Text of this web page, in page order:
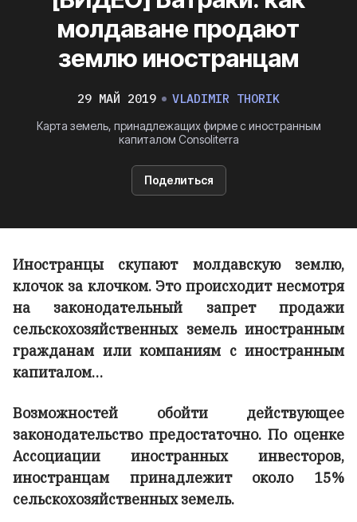
молдаване продают
землю иностранцам
29 МАЙ 2019 VLADIMIR THORIK
Карта земель, принадлежащих фирме с иностранным
капиталом Consoliterra
Поделиться
Иностранцы скупают молдавскую землю,
клочок за клочком. Это происходит несмотря
на законодательный запрет продажи
сельскохозяйственных земель иностранным
гражданам или компаниям с иностранным
капиталом…
Возможностей обойти действующее
законодательство предостаточно. По оценке
Ассоциации иностранных инвесторов,
иностранцам принадлежит около 15%
сельскохозяйственных земель.